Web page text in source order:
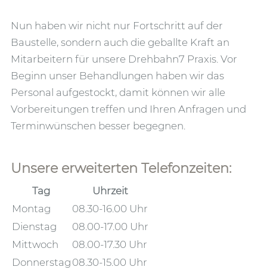
Nun haben wir nicht nur Fortschritt auf der
Baustelle, sondern auch die geballte Kraft an
Mitarbeitern für unsere Drehbahn7 Praxis. Vor
Beginn unser Behandlungen haben wir das
Personal aufgestockt, damit können wir alle
Vorbereitungen treffen und Ihren Anfragen und
Terminwünschen besser begegnen.
Unsere erweiterten Telefonzeiten:
Tag
Uhrzeit
Montag
08.30-16.00 Uhr
Dienstag
08.00-17.00 Uhr
Mittwoch
08.00-17.30 Uhr
Donnerstag 08.30-15.00 Uhr